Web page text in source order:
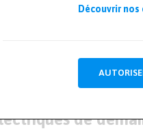
Découvrir
nouveau
inventer les
de